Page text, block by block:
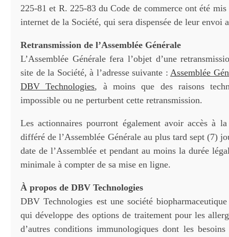
225-81 et R. 225-83 du Code de commerce ont été
internet de la Société, qui sera dispensée de leur envoi
Retransmission de l’Assemblée Générale
L’Assemblée Générale fera l’objet d’une
site de la Société, à l’adresse suivante : Assemblée
DBV Technologies, à moins que des raisons
impossible ou ne perturbent cette retransmission.
Les actionnaires pourront également avoir accès à
différé de l’Assemblée Générale au plus tard sept (7)
date de l’Assemblée et pendant au moins la durée
minimale à compter de sa mise en ligne.
À propos de DBV Technologies
DBV Technologies est une société biopharmaceutique
qui développe des options de traitement pour les
d’autres conditions immunologiques dont les